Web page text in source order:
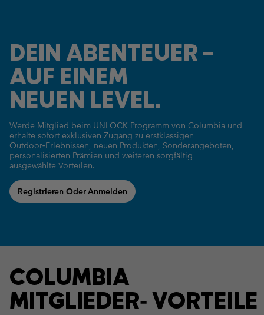
DEIN ABENTEUER –
AUF EINEM
NEUEN LEVEL.
Werde Mitglied beim UNLOCK Programm von Columbia und
erhalte sofort exklusiven Zugang zu erstklassigen
Outdoor‑Erlebnissen, neuen Produkten, Sonderangeboten,
personalisierten Prämien und weiteren sorgfältig
ausgewählte Vorteilen.
Registrieren Oder Anmelden
COLUMBIA
MITGLIEDER‑ VORTEILE